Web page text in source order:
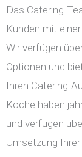
Das Catering-
Kunden mit
Wir verfügen
Optionen und
Ihren Catering-
Köche haben
und verfügen
Umsetzung